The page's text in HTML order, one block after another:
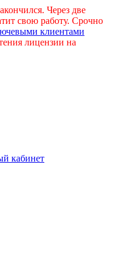
Через две
свою работу. Срочно
клиентами
лицензии на
кабинет